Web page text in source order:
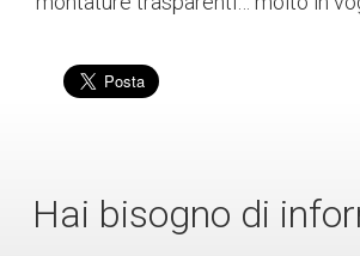
Hai bisogno di